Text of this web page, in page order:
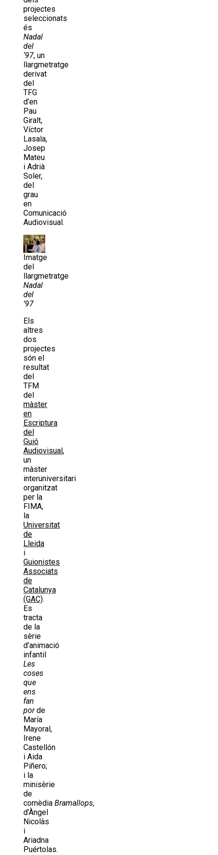
projectes
seleccionats
és
Nadal
del
‘97, un
llargmetratge
derivat
del
TFG
d’en
Pau
Giralt,
Víctor
Lasala,
Josep
Mateu
i Adrià
Soler,
del
grau
en
Comunicació
Audiovisual.
Imatge
del
llargmetratge
Nadal
del
’97
Els
altres
dos
projectes
són el
resultat
del
TFM
del
màster
en
Escriptura
del
Guió
Audiovisual,
un
màster
interuniversitari
organitzat
per la
FIMA,
la
Universitat
de
Lleida
i
Guionistes
Associats
de
Catalunya
(GAC).
Es
tracta
de la
sèrie
d’animació
infantil
Les
coses
que
ens
fan
porde
María
Mayoral,
Irene
Castellón
i Aida
Piñero;
i la
minisèrie
de
comèdia Bramallops,
d’Àngel
Nicolàs
i
Ariadna
Puértolas.